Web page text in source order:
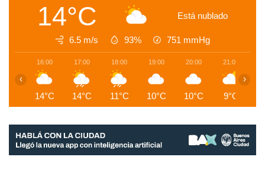
14°C Está nublado
6.5 m/s 93% 751 mmHg
16:00
14°C
17:00
14°C
18:00
11°C
19:00
10°C
20:00
10°C
21:00
9°C
‹ ›